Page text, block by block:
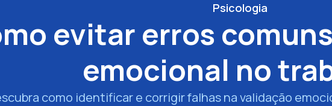
Psicologia
evitar erros
emocional no
como identificar e corrigir falhas na validação